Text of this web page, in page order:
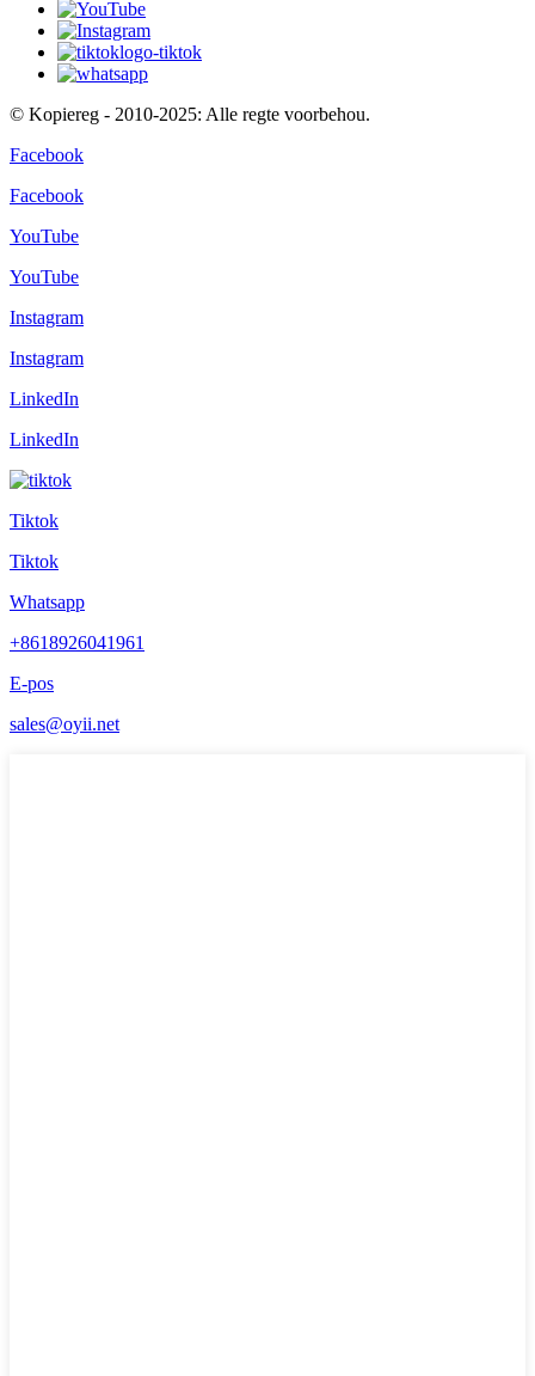
© Kopiereg - 2010-2025: Alle regte voorbehou.
Facebook
Facebook
YouTube
YouTube
Instagram
Instagram
LinkedIn
LinkedIn
Tiktok
Tiktok
Whatsapp
+8618926041961
E-pos
sales@oyii.net